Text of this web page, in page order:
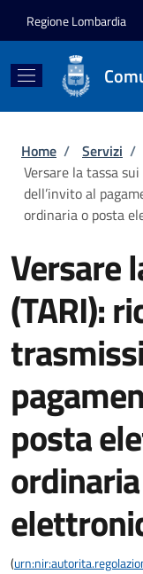
Regione Lombardia
Briciole
Home / Servizi /
Versare la tassa
dell’invito al
ordinaria o posta
Versare
(TARI):
posta
(